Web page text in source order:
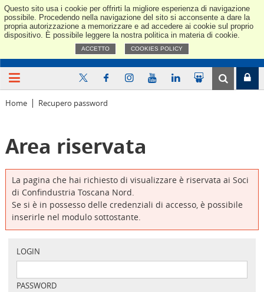
Questo sito usa i cookie per offrirti la migliore esperienza di navigazione
possibile. Procedendo nella navigazione del sito si acconsente a dare la
propria autorizzazione a memorizzare e ad accedere ai cookie sul proprio
dispositivo. È possibile leggere la nostra politica in materia di cookie.
ACCETTO COOKIES POLICY
Home Recupero password
Area riservata
La pagina che hai richiesto di visualizzare è riservata ai Soci
di Confindustria Toscana Nord.
Se si è in possesso delle credenziali di accesso, è possibile
inserirle nel modulo sottostante.
LOGIN
PASSWORD